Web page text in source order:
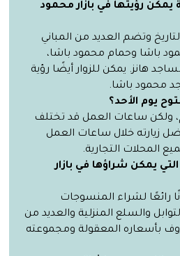
رؤيتها في بازار محمود
وتضم العديد من المباني
باشا وحمام محمود باشا،
هانز. يمكن للزوار أيضًا رؤية
محمود باشا.
يوم الأحد؟
ولكن ساعات العمل قد تختلف
زيارته خلال ساعات العمل
المحلات التجارية.
يمكن شراؤها في بازار
رائعًا لشراء المنسوجات
والسلع المنزلية والعديد من
بأسعاره المعقولة ومجموعته